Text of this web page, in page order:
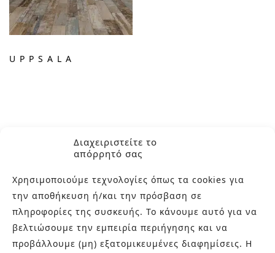
Διαχειριστείτε το
απόρρητό σας
Χρησιμοποιούμε τεχνολογίες όπως τα cookies για
την αποθήκευση ή/και την πρόσβαση σε
πληροφορίες της συσκευής. Το κάνουμε αυτό για να
βελτιώσουμε την εμπειρία περιήγησης και να
προβάλλουμε (μη) εξατομικευμένες διαφημίσεις. Η
UPPSALA
ΣΧΕΤΙΚΑ ΜΕ ΕΜΑΣ
Στην εταιρεία Paraskevopoulos μετουσιώνονται 40 χρόνια